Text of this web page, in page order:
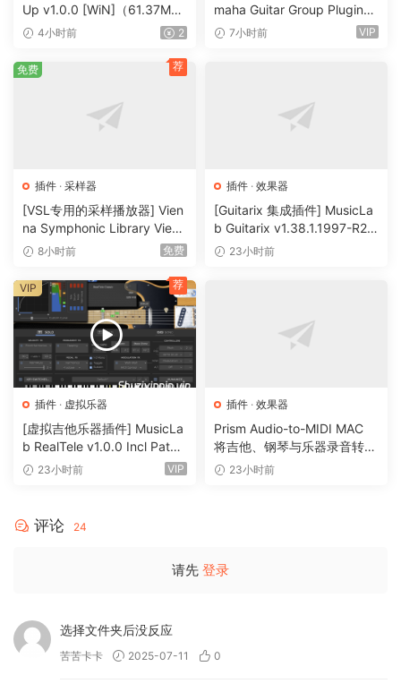
WiN (Incl V.R Patch) | 14 April 2026 | 11.8 GB
macOS | 14 April 2026 | 11.2 GB
[Waves高质量教程]全插件中文深度解析 完全篇（7.82Gb）
Waves 是全球领先的音频插件和信号处理器开发商，产品面向
发布说明
2026 年 4 月 14 日
– 新版本：[Sync Vx]
(https://www.waves.com/plugins/sync-vx)
(16.8.136.297) 现已适用于所有主流 DAW。
– Insert、ARA 或 AudioSuite。 [查看支持的
DAW]
vx#tab-tech-specs|tab-supported-hosts)
– Waves Central v16.6.2 现已发布，包含以下
更新：
Up v1.0.0 [WiN]（61.37M
B）4小时前 2
maha Guitar Group Plugins
2026 Incl Keygen-R2R [Wi
7小时前 VIP
插件 · 采样器
[VSL专用的采样播放器] Vien
na Symphonic Library Vienn
a Synchron Player v1.3.302
8小时前 免费
免费 荐
插件 · 效果器
[Guitarix 集成插件] MusicLa
b Guitarix v1.38.1.1997-R2R
[WiN]（7.5MB）
23小时前
插件 · 虚拟乐器
[虚拟吉他乐器插件] MusicLa
b RealTele v1.0.0 Incl Patch
ed and Keygen-R2R [WiN]
23小时前 VIP
VIP 荐
插件 · 效果器
Prism Audio-to-MIDI MAC
将吉他、钢琴与乐器录音转换
为可编辑 MIDI
23小时前
评论 24
请先 登录
选择文件夹后没反应
苦苦卡卡 2025-07-11 0